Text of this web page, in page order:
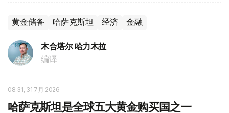
黄金储备 哈萨克斯坦 经济 金融
木合塔尔 哈力木拉
编译
08:31, 31 7月 2026
哈萨克斯坦是全球五大黄金购买国之一